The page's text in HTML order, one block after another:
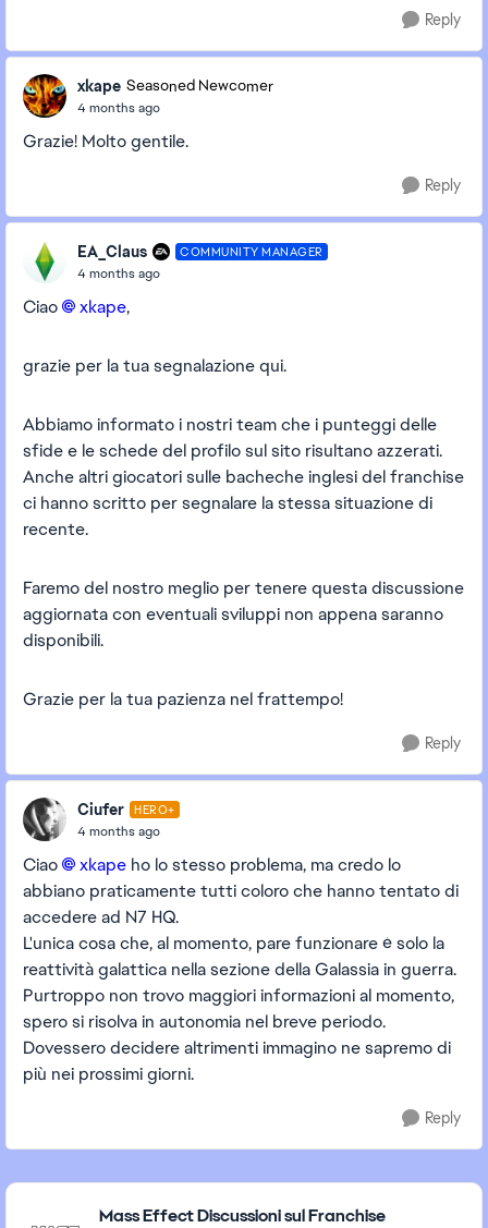
Reply
xkape Seasoned Newcomer
4 months ago
Grazie! Molto gentile.
Reply
EA_Claus COMMUNITY MANAGER
4 months ago
Ciao xkape​,
grazie per la tua segnalazione qui.
Abbiamo informato i nostri team che i punteggi delle
sfide e le schede del profilo sul sito risultano azzerati.
Anche altri giocatori sulle bacheche inglesi del franchise
ci hanno scritto per segnalare la stessa situazione di
recente.
Faremo del nostro meglio per tenere questa discussione
aggiornata con eventuali sviluppi non appena saranno
disponibili.
Grazie per la tua pazienza nel frattempo!
Reply
Ciufer HERO+
4 months ago
Ciao xkape​ ho lo stesso problema, ma credo lo
abbiano praticamente tutti coloro che hanno tentato di
accedere ad N7 HQ.
L'unica cosa che, al momento, pare funzionare è solo la
reattività galattica nella sezione della Galassia in guerra.
Purtroppo non trovo maggiori informazioni al momento,
spero si risolva in autonomia nel breve periodo.
Dovessero decidere altrimenti immagino ne sapremo di
più nei prossimi giorni.
Reply
Featured Places
Mass Effect Discussioni sul Franchise